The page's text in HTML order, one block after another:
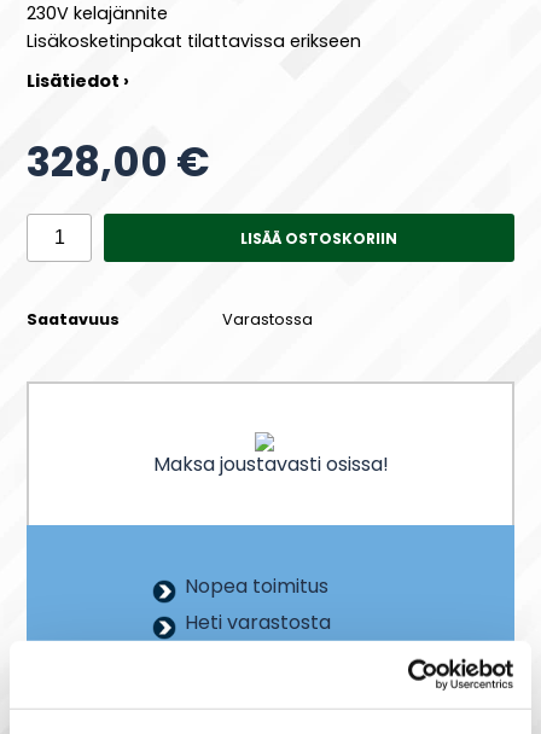
230V kelajännite
Lisäkosketinpakat tilattavissa erikseen
Lisätiedot ›
328,00 €
LISÄÄ OSTOSKORIIN
Saatavuus Varastossa
Maksa joustavasti osissa!
Nopea toimitus
Heti varastosta